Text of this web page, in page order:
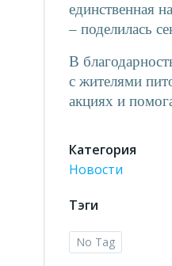
единственная
– поделилась
В
с жителями
акциях и
Категория
Новости
Тэги
No Tag